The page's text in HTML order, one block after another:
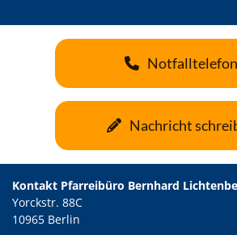
Notfalltelefon
Nachricht
Kontakt Pfarreibüro Bernhard
Yorckstr. 88C
10965 Berlin